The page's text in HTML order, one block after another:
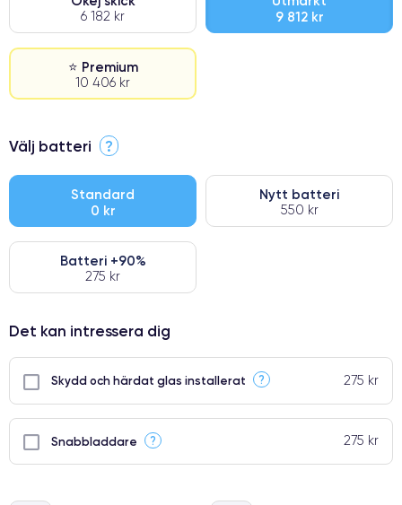
6 182 kr
9 812 kr
⭐ Premium
10 406 kr
⭐ Premium
● Oklanderlig kvalitetsskärm
● Endast 5% av våra telefoner har premiumklassning
Välj batteri ?
Standard
0 kr
Nytt batteri
550 kr
Batteri +90%
275 kr
Det kan intressera dig
Skydd och härdat glas installerat ? 275 kr
Snabbladdare ? 275 kr